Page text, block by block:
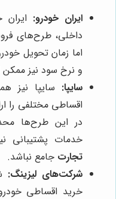
ایران خودرو:
داخلی، طرح‌های
اما زمان تحویل
و نرخ سود نیز ممکن
سایپا: سایپا نیز
اقساطی مختلفی را
در این طرح‌ها
خدمات پشتیبانی
تجارت جامع نباشد.
شرکت‌های لیزینگ:
خرید اقساطی